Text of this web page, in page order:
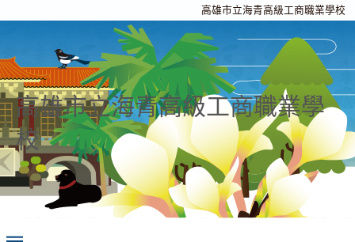
高雄市立海青高級工商職業學校
高雄市立海青高級工商職業學
校